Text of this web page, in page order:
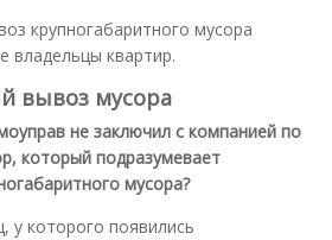
крупногабаритного мусора
владельцы квартир.
вывоз мусора
не заключил с компанией по
который подразумевает
мусора?
у которого появились